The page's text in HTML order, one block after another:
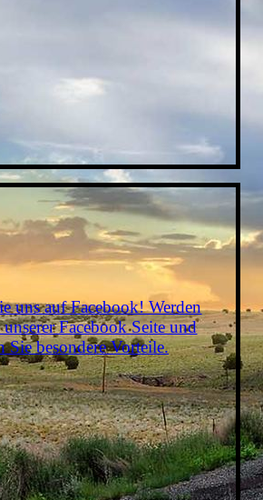
uns auf Facebook! Werden
Facebook Seite und
Sie besondere Vorteile.